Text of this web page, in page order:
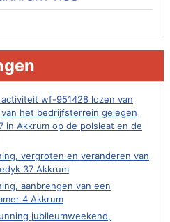
wf-951428 lozen van
het bedrijfsterrein gelegen
in Akkrum op de polsleat en de
vergroten en veranderen van
37 Akkrum
aanbrengen van een
4 Akkrum
jubileumweekend,